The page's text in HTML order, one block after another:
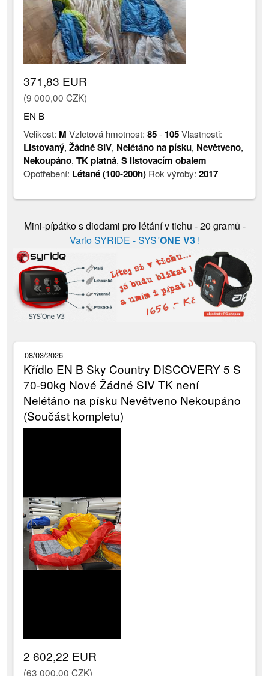
371,83 EUR
(9 000,00 CZK)
EN B
Velikost: M Vzletová hmotnost:85- 105Vlastnosti:
Listovaný,Žádné SIV, Nelétáno na písku, Nevětveno,
Nekoupáno,TK platná,S listovacím obalem
Opotřebení: Létané (100-200h) Rok výroby:2017
Mini-pípátko s diodami pro létání v tichu - 20 gramů -
Vario SYRIDE - SYS´ONE V3 !
08/03/2026
Křídlo EN B Sky Country DISCOVERY 5 S
70-90kg Nové Žádné SIV TK není
Nelétáno na písku Nevětveno Nekoupáno
(Součást kompletu)
2 602,22 EUR
(63 000,00 CZK)